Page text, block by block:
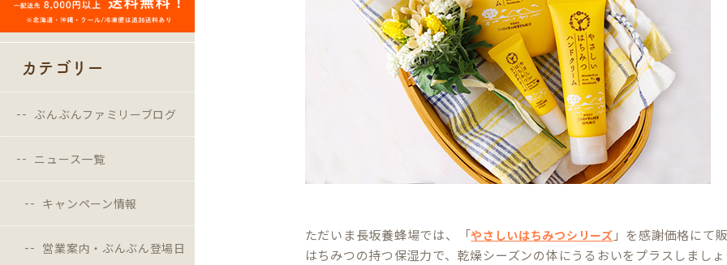
カテゴリー
ぶんぶんファミリーブログ
ニュース一覧
キャンペーン情報
営業案内・ぶんぶん登場日
ただいま長坂養蜂場では、「やさしいはちみつシリーズ 」を感謝価格にて
はちみつの持つ保湿力で、乾燥シーズンの体にうるおいをプラスしましょ